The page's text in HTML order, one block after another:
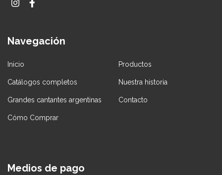
Navegación
Inicio Productos
Catálogos completos Nuestra historia
Grandes cantantes argentinas Contacto
Cómo Comprar
Medios de pago